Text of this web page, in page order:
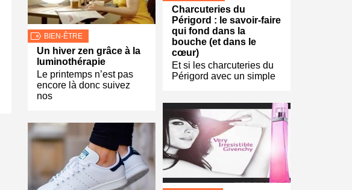
BIEN-ÊTRE
Un hiver zen grâce à la
luminothérapie
Le printemps n’est pas
encore là donc suivez
nos
Charcuteries du
Périgord : le savoir-faire
qui fond dans la
bouche (et dans le
cœur)
Et si les charcuteries du
Périgord avec un simple